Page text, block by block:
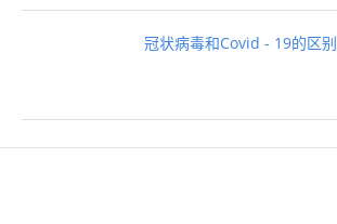
冠状病毒和Covid - 19的区别